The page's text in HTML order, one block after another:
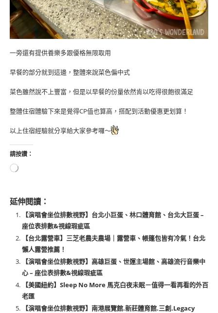
一旁還有提供養樂多跟優格無限取用
早餐的部分就到這邊，整體來說菜色偏中式
菜色雖然說不上豐富，但是以早餐的份量依然肯以吃得很飽很滿足
整體住宿體驗下來是覺得CP值也算高，搭配到活動優惠更划算！
以上住宿經驗就分享給大家參考囉～
請按讚：
延伸閱讀：
【演唱會坐位排數視野】台北小巨蛋、林口體育館、台北大巨蛋 –
座位表排數&視線瑕疵區
【台北露營車】三芝老農夫農場｜露營車、帳篷包皆有冷氣！台北
懶人露營推薦！
【演唱會坐位排數視野】高雄巨蛋、世運主場館、高雄流行音樂中
心 – 座位表排數&視線瑕疵區
【美國紐約】Sleep No More 馬克白夜未眠－值得一看再看的外百
老匯
【演唱會坐位排數視野】南港展覽館.新莊體育館.三創.Legacy